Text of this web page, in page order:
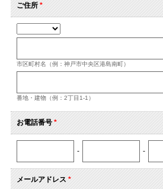
ご住所*
市区町村名（例：神戸市中央区港島南町）
番地・建物（例：2丁目1-1）
お電話番号*
- -
メールアドレス *